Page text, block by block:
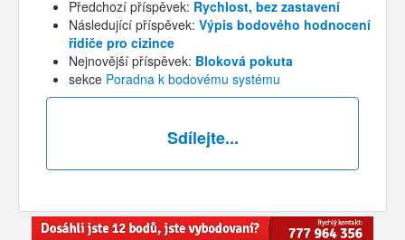
Předchozí příspěvek: Rychlost, bez zastavení
Následující příspěvek: Výpis bodového hodnocení
řidiče pro cizince
Nejnovější příspěvek: Bloková pokuta
sekce Poradna k bodovému systému
Sdílejte...